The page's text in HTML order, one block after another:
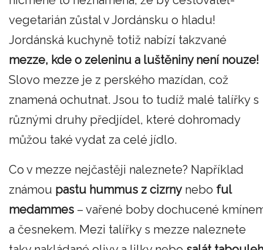
vegetarián zůstal v Jordánsku o hladu!
Jordánská kuchyně totiž nabízí takzvané
mezze, kde o zeleninu a luštěniny není nouze!
Slovo mezze je z perského mazídan, což
znamená ochutnat. Jsou to tudíž malé talířky s
různými druhy předjídel, které dohromady
můžou také vydat za celé jídlo.
Co v mezze nejčastěji naleznete? Například
známou pastu hummus z cizrnynebo ful
medammes – vařené boby dochucené
a česnekem. Mezi talířky s mezze naleznete